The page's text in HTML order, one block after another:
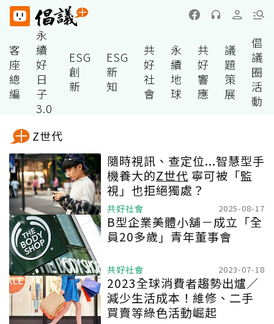
客
座
總
編
永
續
好
日
子
3.0
ESG
創
新
ESG
新
知
共
好
社
會
永
續
地
球
共
好
響
應
議
題
策
展
倡
議
圈
活
動
Z世代
隨時視訊、查定位...智慧型手
機養大的Z世代 寧可被「監
視」也拒絕獨處？
共好社會 2025-08-17
B型企業美體小舖－成立「全
員20多歲」青年董事會
共好社會 2023-07-18
2023全球消費者趨勢出爐／
減少生活成本！維修、二手
買賣等綠色活動崛起